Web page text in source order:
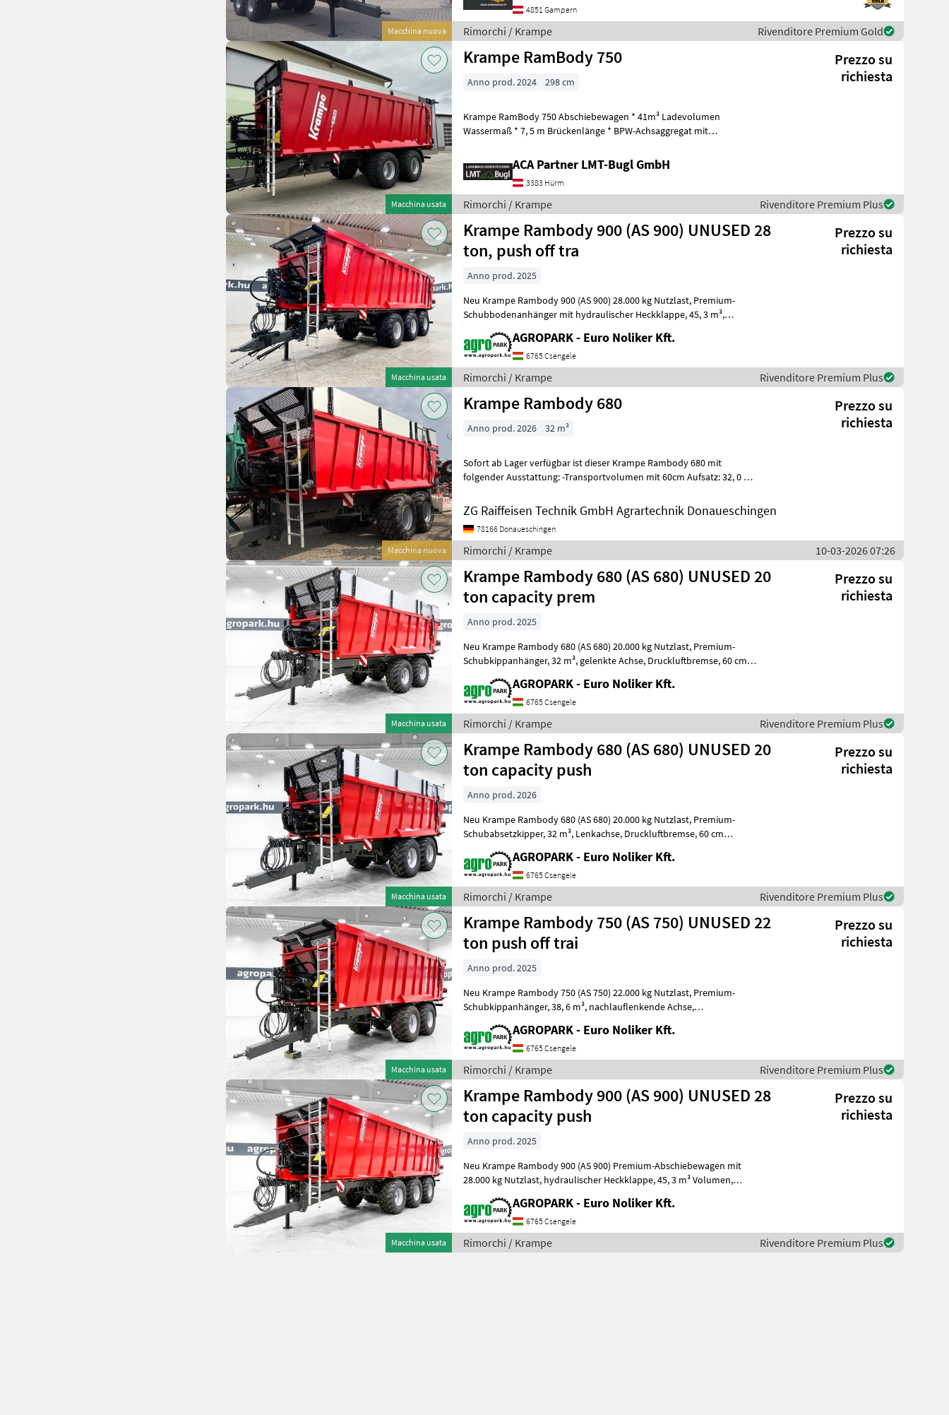
Macchina nuova
4851 Gampern
Rimorchi / Krampe Rivenditore Premium Gold
Macchina usata
Krampe RamBody 750
Prezzo su
richiesta
Anno prod. 2024 298 cm
Krampe RamBody 750 Abschiebewagen * 41m³ Ladevolumen
Wassermaß * 7, 5 m Brückenlänge * BPW-Achsaggregat mit
ACA Partner LMT-Bugl GmbH
3383 Hürm
Rimorchi / Krampe Rivenditore Premium Plus
Macchina usata
Krampe Rambody 900 (AS 900) UNUSED 28
ton, push off tra
Prezzo su
richiesta
Anno prod. 2025
Neu Krampe Rambody 900 (AS 900) 28.000 kg Nutzlast, Premium-
Schubbodenanhänger mit hydraulischer Heckklappe, 45, 3 m³,
AGROPARK - Euro Noliker Kft.
6765 Csengele
Rimorchi / Krampe Rivenditore Premium Plus
Macchina nuova
Krampe Rambody 680
Prezzo su
richiesta
Anno prod. 2026 32 m³
Sofort ab Lager verfügbar ist dieser Krampe Rambody 680 mit
folgender Ausstattung: -Transportvolumen mit 60cm Aufsatz: 32, 0 m³
ZG Raiffeisen Technik GmbH Agrartechnik Donaueschingen
78166 Donaueschingen
Rimorchi / Krampe 10-03-2026 07:26
Macchina usata
Krampe Rambody 680 (AS 680) UNUSED 20
ton capacity prem
Prezzo su
richiesta
Anno prod. 2025
Neu Krampe Rambody 680 (AS 680) 20.000 kg Nutzlast, Premium-
Schubkippanhänger, 32 m³, gelenkte Achse, Druckluftbremse, 60 cm
AGROPARK - Euro Noliker Kft.
6765 Csengele
Rimorchi / Krampe Rivenditore Premium Plus
Macchina usata
Krampe Rambody 680 (AS 680) UNUSED 20
ton capacity push
Prezzo su
richiesta
Anno prod. 2026
Neu Krampe Rambody 680 (AS 680) 20.000 kg Nutzlast, Premium-
Schubabsetzkipper, 32 m³, Lenkachse, Druckluftbremse, 60 cm
AGROPARK - Euro Noliker Kft.
6765 Csengele
Rimorchi / Krampe Rivenditore Premium Plus
Macchina usata
Krampe Rambody 750 (AS 750) UNUSED 22
ton push off trai
Prezzo su
richiesta
Anno prod. 2025
Neu Krampe Rambody 750 (AS 750) 22.000 kg Nutzlast, Premium-
Schubkippanhänger, 38, 6 m³, nachlauflenkende Achse,
AGROPARK - Euro Noliker Kft.
6765 Csengele
Rimorchi / Krampe Rivenditore Premium Plus
Macchina usata
Krampe Rambody 900 (AS 900) UNUSED 28
ton capacity push
Prezzo su
richiesta
Anno prod. 2025
Neu Krampe Rambody 900 (AS 900) Premium-Abschiebewagen mit
28.000 kg Nutzlast, hydraulischer Heckklappe, 45, 3 m³ Volumen,
AGROPARK - Euro Noliker Kft.
6765 Csengele
Rimorchi / Krampe Rivenditore Premium Plus